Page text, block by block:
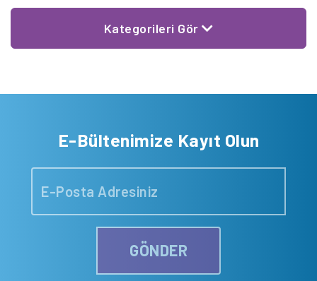
Kategorileri Gör
E-Bültenimize Kayıt Olun
GÖNDER